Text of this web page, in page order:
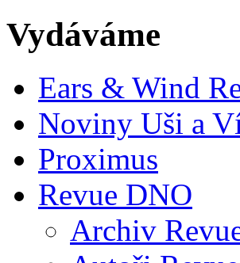
Vydáváme
Ears & Wind
Noviny Uši a
Proximus
Revue DNO
Archiv